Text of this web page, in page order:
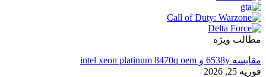
مطالب ویژه
مقایسه 6538y و intel xeon platinum 8470q oem
فوریه 25, 2026